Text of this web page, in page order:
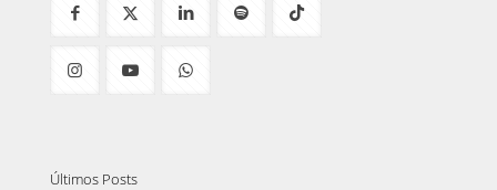
Últimos Posts